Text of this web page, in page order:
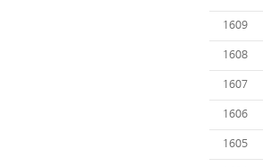
1609
1608
1607
1606
1605